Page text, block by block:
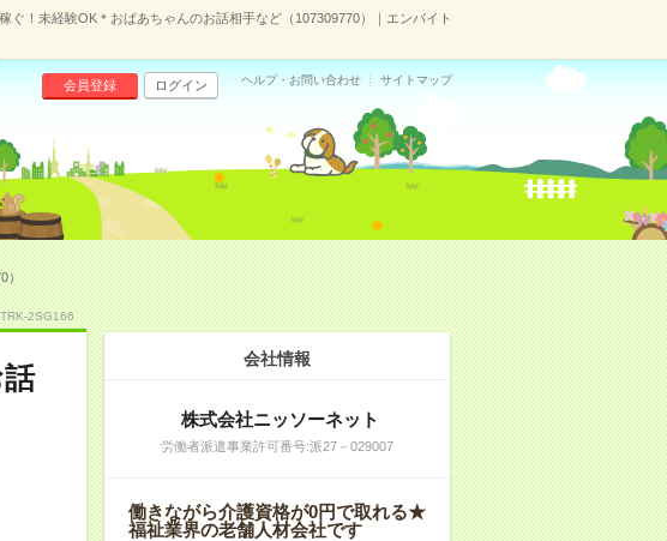
ぐ！未経験OK＊おばあちゃんのお話相手など（107309770）｜エンバイト
会員登録 ログイン ヘルプ・お問い合わせ サイトマップ
）
2SG166
会社情報
株式会社ニッソーネット
労働者派遣事業許可番号:派27－029007
働きながら介護資格が0円で取れる★
福祉業界の老舗人材会社です